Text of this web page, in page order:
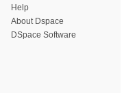
Help
About Dspace
DSpace Software